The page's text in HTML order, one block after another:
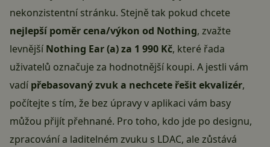
nekonzistentní stránku. Stejně tak pokud chcete
nejlepší poměr cena/výkon od Nothing, zvažte
levnější Nothing Ear (a) za 1 990 Kč, které řada
uživatelů označuje za hodnotnější koupi. A jestli vám
vadí přebasovaný zvuk a nechcete řešit ekvalizér,
počítejte s tím, že bez úpravy v aplikaci vám basy
můžou přijít přehnané. Pro toho, kdo jde po designu,
zpracování a laditelném zvuku s LDAC, ale zůstává